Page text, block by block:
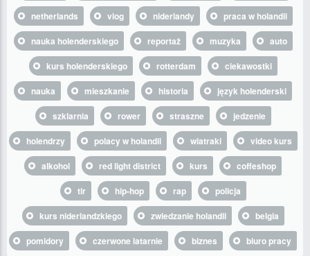
netherlands
vlog niderlandy
praca w holandii
nauka holenderskiego
reportaż muzyka
auto
kurs holenderskiego
rotterdam
ciekawostki
nauka
mieszkanie historia
język holenderski
szklarnia
rower straszne
jedzenie
holendrzy
polacy w holandii wiatraki
video kurs
alkohol
red light district kurs
coffeshop
tir
hip-hop rap
policja
kurs niderlandzkiego
zwiedzanie holandii
belgia
pomidory
czerwone latarnie biznes biuro pracy